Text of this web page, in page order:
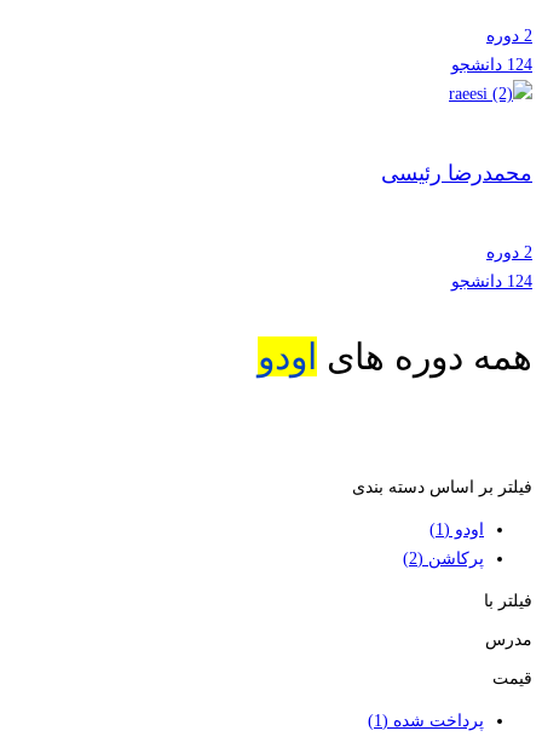
2 دوره
124 دانشجو
محمدرضا رئیسی
2 دوره
124 دانشجو
همه دوره های اودو
فیلتر بر اساس دسته بندی
اودو (1)
پرکاشن (2)
فیلتر با
مدرس
قیمت
پرداخت شده (1)